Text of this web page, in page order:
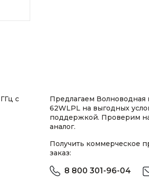
с
Предлагаем
62WLPL на выгодных
поддержкой. Проверим
аналог.
Получить коммерческое
заказ:
8 800 301-96-04